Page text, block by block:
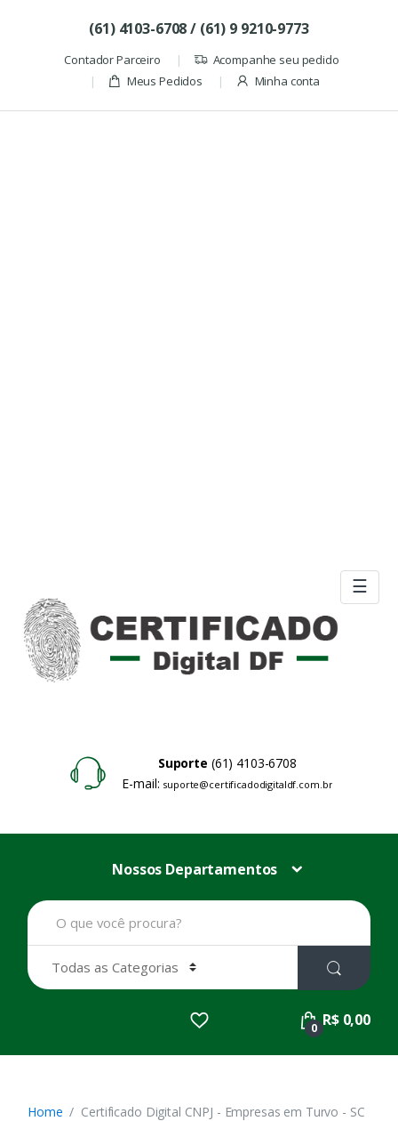
(61) 4103-6708 / (61) 9 9210-9773
Contador Parceiro
Acompanhe seu pedido
Meus Pedidos
Minha conta
☰
Suporte (61) 4103-6708
E-mail: suporte@certificadodigitaldf.com.br
Nossos Departamentos
B
u
a
r
:
0 R$ 0,00
Home Certificado Digital CNPJ - Empresas em Turvo - SC